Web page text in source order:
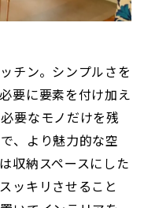
チン。シンプルさを
要に要素を付け加え
要なモノだけを残
、より魅力的な空
収納スペースにした
ッキリさせること